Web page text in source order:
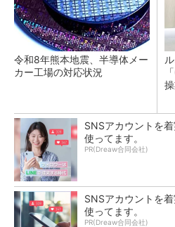
令和8年熊本地震、半導体メー
カー工場の対応状況
SNSアカウントを
使ってます。
PR(Dreaw合同会社)
SNSアカウントを
使ってます。
PR(Dreaw合同会社)